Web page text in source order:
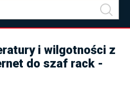
i wilgotności z
do szaf rack -